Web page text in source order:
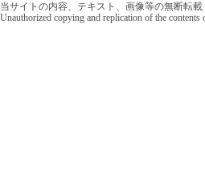
当サイトの内容、テキスト、画像等の無断転載
Unauthorized copying and replication of the